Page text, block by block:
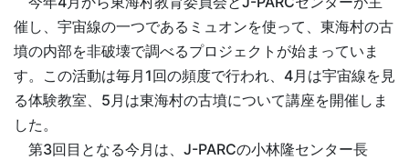
催し、宇宙線の一つであるミュオンを使って、東海村の古
墳の内部を非破壊で調べるプロジェクトが始まっていま
す。この活動は毎月1回の頻度で行われ、4月は宇宙線を見
る体験教室、5月は東海村の古墳について講座を開催しま
した。
第3回目となる今月は、J-PARCの小林隆センター長